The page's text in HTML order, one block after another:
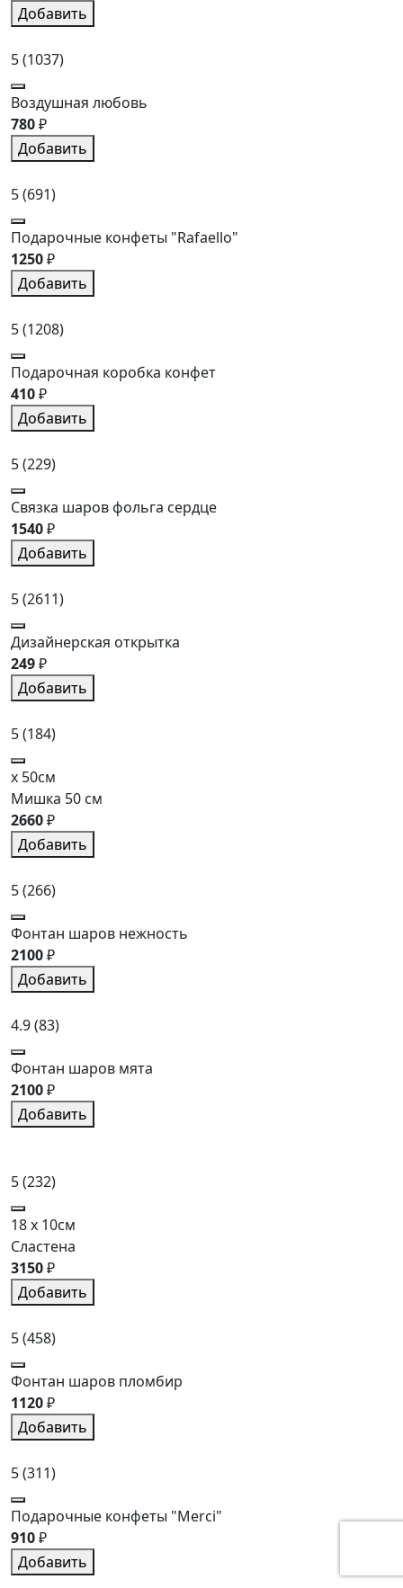
Добавить
5(1037)
Воздушная любовь
780₽
Добавить
5(691)
Подарочные конфеты "Rafaello"
1250₽
Добавить
5(1208)
Подарочная коробка конфет
410₽
Добавить
5(229)
Связка шаров фольга сердце
1540₽
Добавить
5(2611)
Дизайнерская открытка
249₽
Добавить
5(184)
x 50см
Мишка 50 см
2660₽
Добавить
5(266)
Фонтан шаров нежность
2100₽
Добавить
4.9(83)
Фонтан шаров мята
2100₽
Добавить
5(232)
18 x 10см
Сластена
3150₽
Добавить
5(458)
Фонтан шаров пломбир
1120₽
Добавить
5(311)
Подарочные конфеты "Merci"
910₽
Добавить